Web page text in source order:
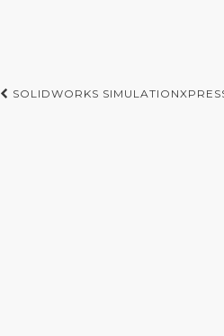
Post
SOLIDWORKS